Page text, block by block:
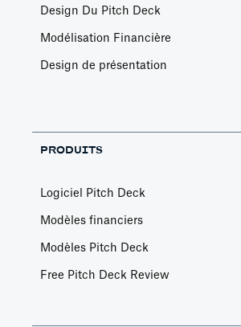
Design Du Pitch Deck
Modélisation Financière
Design de présentation
PRODUITS
Logiciel Pitch Deck
Modèles financiers
Modèles Pitch Deck
Free Pitch Deck Review